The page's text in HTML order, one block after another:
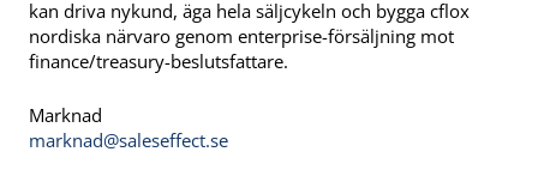
kan driva nykund, äga hela säljcykeln och bygga cflox
nordiska närvaro genom enterprise-försäljning mot
finance/treasury-beslutsfattare.
Marknad
marknad@saleseffect.se